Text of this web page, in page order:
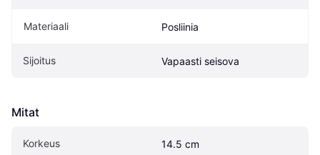
Materiaali Posliinia
Sijoitus Vapaasti seisova
Mitat
Korkeus 14.5 cm